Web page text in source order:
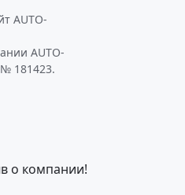
AUTO-
AUTO-
181423.
о компании!